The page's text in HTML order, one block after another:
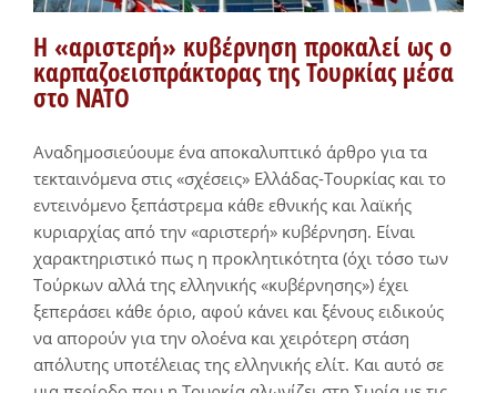
Η «αριστερή» κυβέρνηση προκαλεί ως ο
καρπαζοεισπράκτορας της Τουρκίας μέσα
στο ΝΑΤΟ
Αναδημοσιεύουμε ένα αποκαλυπτικό άρθρο για τα
τεκταινόμενα στις «σχέσεις» Ελλάδας-Τουρκίας και το
εντεινόμενο ξεπάστρεμα κάθε εθνικής και λαϊκής
κυριαρχίας από την «αριστερή» κυβέρνηση. Είναι
χαρακτηριστικό πως η προκλητικότητα (όχι τόσο των
Τούρκων αλλά της ελληνικής «κυβέρνησης») έχει
ξεπεράσει κάθε όριο, αφού κάνει και ξένους ειδικούς
να απορούν για την ολοένα και χειρότερη στάση
απόλυτης υποτέλειας της ελληνικής ελίτ. Και αυτό σε